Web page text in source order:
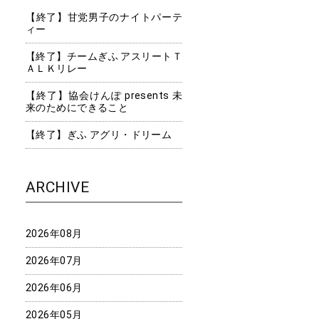
【終了】甘党男子のナイトパーテ
ィー
【終了】チームぎふ アスリートＴ
ＡＬＫリレー
【終了】協会けんぽ presents 未
来のためにできること
【終了】ぎふ アグリ・ドリーム
ARCHIVE
2026年08月
2026年07月
2026年06月
2026年05月